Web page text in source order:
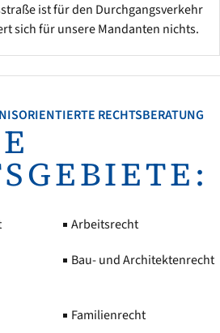
ist für den Durchgangsverkehr
sich für unsere Mandanten nichts.
RECHTSBERATUNG
Arbeitsrecht
Bau- und Architektenrecht
Familienrecht